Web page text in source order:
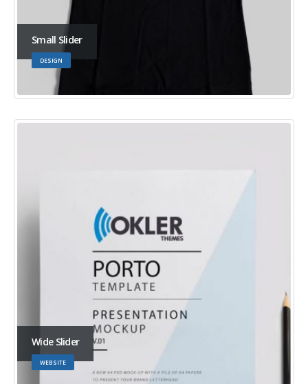
Small Slider
DESIGN
Wide Slider
WEBSITE